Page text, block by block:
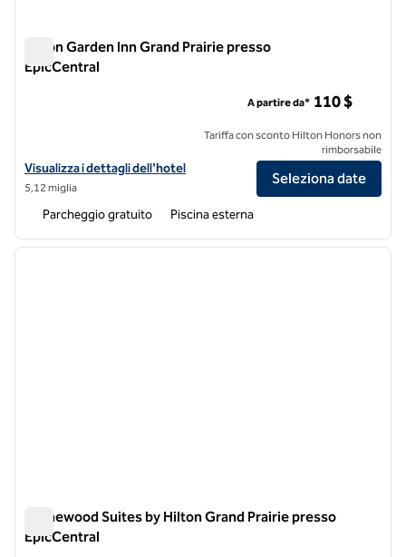
Hilton Garden Inn Grand Prairie presso
EpicCentral
Visualizza i dettagli dell'hotel Hilton Garden Inn Grand Prairie su
Visualizza i dettagli dell'hotel
5,12 miglia
A partire da* 110 $
Tariffa con sconto Hilton Honors non
rimborsabile
Seleziona date
Parcheggio gratuito Piscina esterna
1 di 10
Homewood Suites by Hilton Grand Prairie presso
EpicCentral